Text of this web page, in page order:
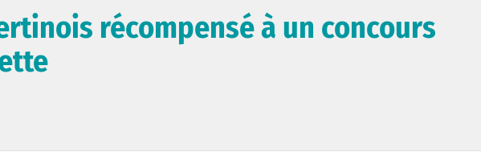
récompensé à un concours